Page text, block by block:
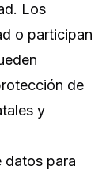
Los
o participan
de
y
datos para